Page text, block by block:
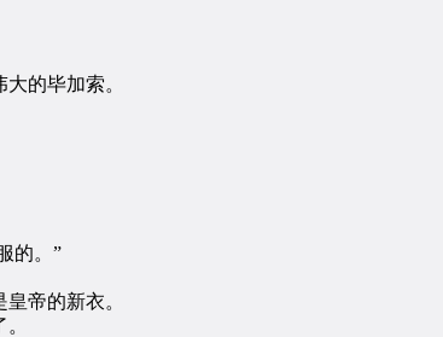
的毕加索。
的。”
帝的新衣。